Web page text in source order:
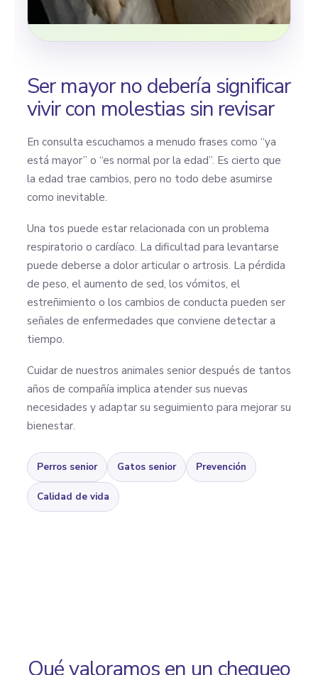
Ser mayor no debería significar
vivir con molestias sin revisar
En consulta escuchamos a menudo frases como “ya
está mayor” o “es normal por la edad”. Es cierto que
la edad trae cambios, pero no todo debe asumirse
como inevitable.
Una tos puede estar relacionada con un problema
respiratorio o cardíaco. La dificultad para levantarse
puede deberse a dolor articular o artrosis. La pérdida
de peso, el aumento de sed, los vómitos, el
estreñimiento o los cambios de conducta pueden ser
señales de enfermedades que conviene detectar a
tiempo.
Cuidar de nuestros animales senior después de tantos
años de compañía implica atender sus nuevas
necesidades y adaptar su seguimiento para mejorar su
bienestar.
Perros senior Gatos senior Prevención
Calidad de vida
Qué valoramos en un chequeo